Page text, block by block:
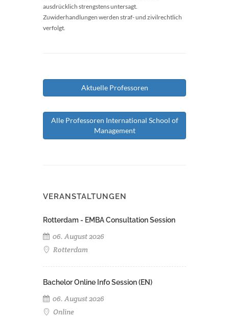
ausdrücklich strengstens untersagt.
Zuwiderhandlungen werden straf- und zivilrechtlich
verfolgt.
Aktuelle Professoren
Alle Professoren International School of
Management
VERANSTALTUNGEN
Rotterdam - EMBA Consultation Session
06. August 2026
Rotterdam
Bachelor Online Info Session (EN)
06. August 2026
Online